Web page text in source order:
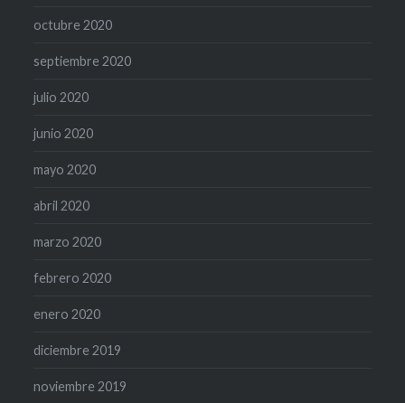
octubre 2020
septiembre 2020
julio 2020
junio 2020
mayo 2020
abril 2020
marzo 2020
febrero 2020
enero 2020
diciembre 2019
noviembre 2019